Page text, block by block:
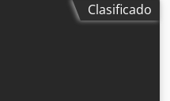
Clasificado